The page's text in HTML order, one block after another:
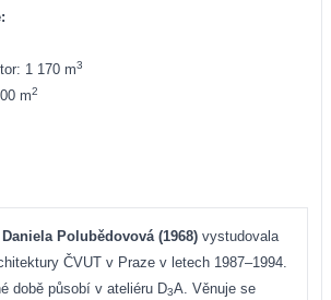
1 170 m3
m2
Polubědovová (1968) vystudovala
ČVUT v Praze v letech 1987–1994.
době působí v ateliéru D3A. Věnuje se